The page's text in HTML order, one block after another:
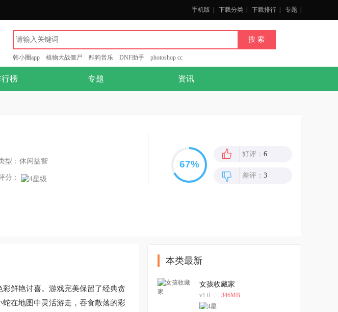
手机版 下载分类 下载排行 专题
韩小圈app 植物大战僵尸 酷狗音乐 DNF助手 photoshop cc
行榜 专题 资讯
型：休闲益智
分：
好评： 6
差评： 3
彩鲜艳讨喜。游戏完美保留了经典贪
在地图中灵活游走，吞食散落的彩
本类最新
女孩收藏家
v1.0 346MB